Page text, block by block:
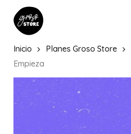
main
Inicio Planes Groso Store
Empieza